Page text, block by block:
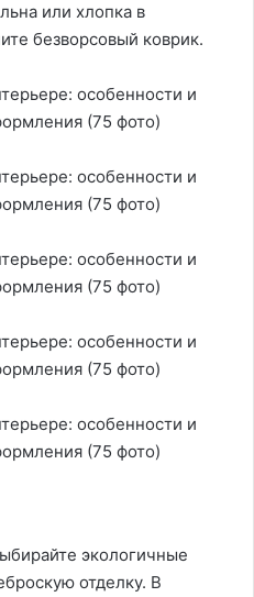
или хлопка в
безворсовый коврик.
экологичные
отделку. В